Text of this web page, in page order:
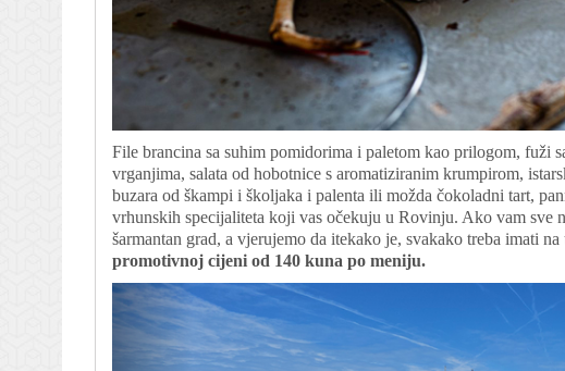
File brancina sa suhim pomidorima i paletom kao prilogom, fuži
vrganjima, salata od hobotnice s aromatiziranim krumpirom,
buzara od škampi i školjaka i palenta ili možda čokoladni tart,
vrhunskih specijaliteta koji vas očekuju u Rovinju. Ako vam sve
šarmantan grad, a vjerujemo da itekako je, svakako treba imati
promotivnoj cijeni od 140 kuna po meniju.